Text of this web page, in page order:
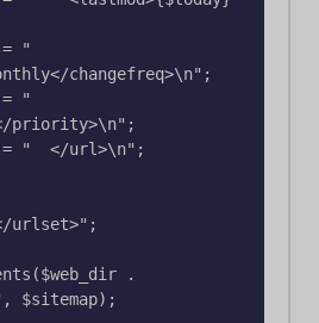
changefreq>\n";
priority>\n";
urlset>";
.
$sitemap);